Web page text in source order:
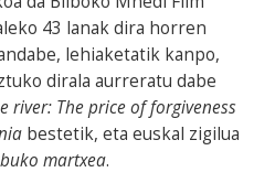
43 lanak dira horren
lehiaketatik kanpo,
dirala aurreratu dabe
river: The price of forgiveness
bestetik, eta euskal zigilua
martxea.